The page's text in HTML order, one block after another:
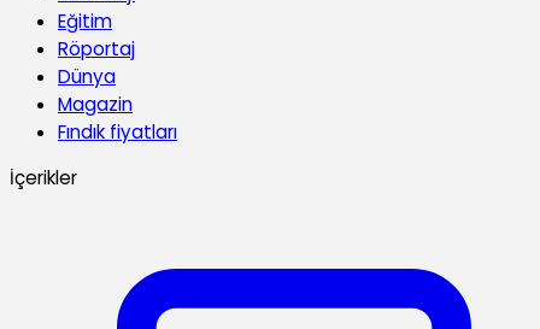
Eğitim
Röportaj
Dünya
Magazin
Fındık fiyatları
İçerikler